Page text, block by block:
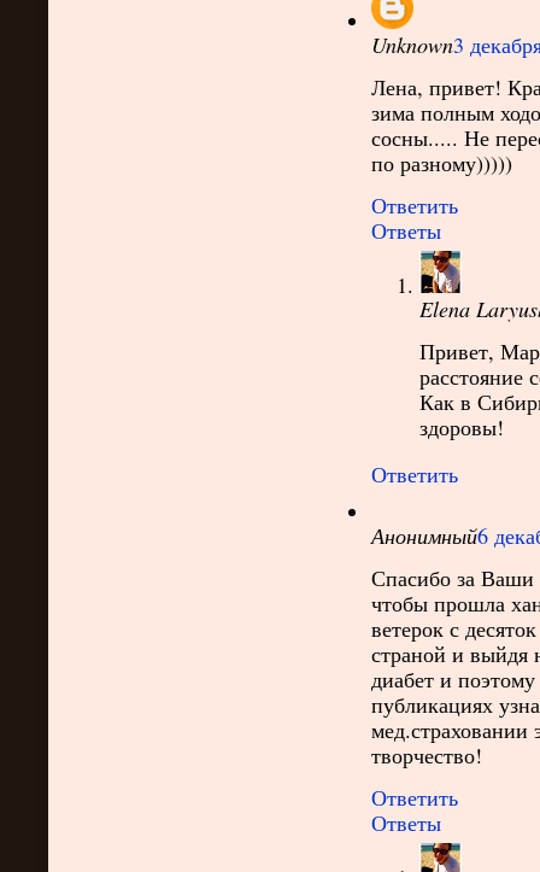
Unknown3
Лена, привет!
зима полным
сосны..... Не
по разному)))))
Ответить
Ответы
Elena
Привет,
расстояние
Как в
здоровы!
Ответить
Анонимный6
Спасибо за Ваши
чтобы прошла
ветерок с
страной и выйдя
диабет и
публикациях
творчество!
Ответить
Ответы